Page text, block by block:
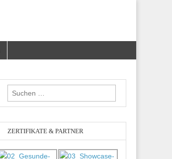
Suchen
nach:
ZERTIFIKATE & PARTNER